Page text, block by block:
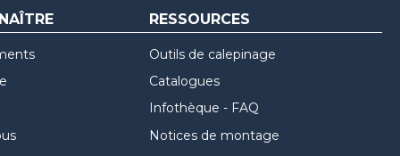
RESSOURCES
Outils de calepinage
Catalogues
Infothèque - FAQ
Notices de montage